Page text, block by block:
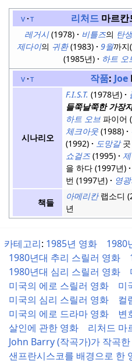
v t 리처드마르칸
레거시(1978) 비틀즈의 탄생
제다이의 귀환(1983) 9월까지
(1985년)
하트 오
v t 작품: Joe
시나리오
F.I.S.T. (1978년)
들쭉날쭉한 가장
하트 오브파이어
체크아웃(1988)
(1992)
도망갈곳
쇼걸즈(1995)
을 하다 (1997년)
번 (1997년)
영
책들
아메리칸랩소디
년
카테고리: 1985년 영화
1980
1980년대 추리 스릴러 영화
1980년대 심리 스릴러 영화
미국의 에로 스릴러 영화
미
미국의 심리 스릴러 영화
컬
미국의 에로 드라마 영화
변
살인에 관한 영화
리처드 마
John Barry (작곡가)가 작곡
샌프란시스코를 배경으로 한